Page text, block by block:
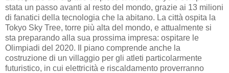
stata un passo avanti al resto del mondo, grazie ai 13 milioni
di fanatici della tecnologia che la abitano. La città ospita la
Tokyo Sky Tree, torre più alta del mondo, e attualmente si
sta preparando alla sua prossima impresa: ospitare le
Olimpiadi del 2020. Il piano comprende anche la
costruzione di un villaggio per gli atleti particolarmente
futuristico, in cui elettricità e riscaldamento proverranno